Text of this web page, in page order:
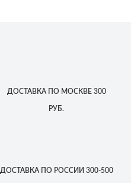
ДОСТАВКАПО МОСКВЕ 300
РУБ.
ДОСТАВКАПО РОССИИ 300-500